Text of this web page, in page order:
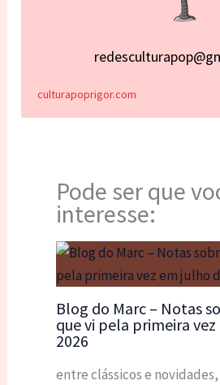
culturapoprigor.com
Pode ser que
interesse:
Blog do Marc – Notas
que vi pela primeira
2026
entre clássicos e